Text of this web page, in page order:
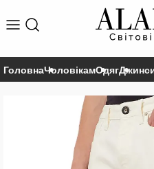
ГоловнаЧоловікамОдяг